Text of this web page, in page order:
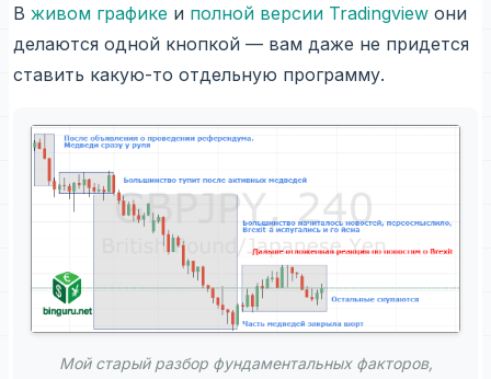
В живом графике и полной версии Tradingview они
делаются одной кнопкой — вам даже не придется
ставить какую-то отдельную программу.
Мой старый разбор фундаментальных факторов,